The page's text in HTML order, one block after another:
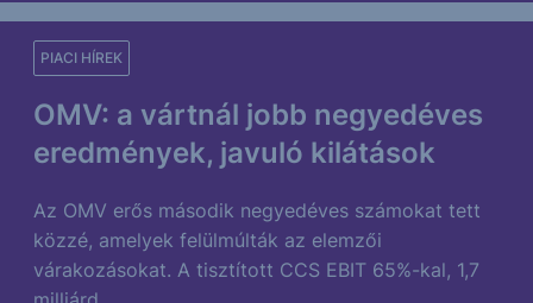
OMV: a vártnál jobb negyedéves
eredmények, javuló kilátások
PIACI HÍREK
Az OMV erős második negyedéves számokat tett
közzé, amelyek felülmúlták az elemzői
várakozásokat. A tisztított CCS EBIT 65%-kal, 1,7